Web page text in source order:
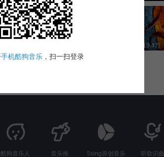
19.4万
酷狗音乐人 音乐推 5sing原创音乐 听歌识曲